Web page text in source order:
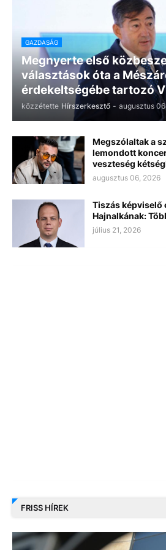
GAZDASÁG
Megnyerte első
választások óta a
érdekeltségébe tartozó
közzétette Hírszerkesztő - augusztus
Megszólaltak a
lemondott
veszteség
augusztus 06, 2026
Tiszás
Hajnalkának:
július 21, 2026
FRISS HÍREK